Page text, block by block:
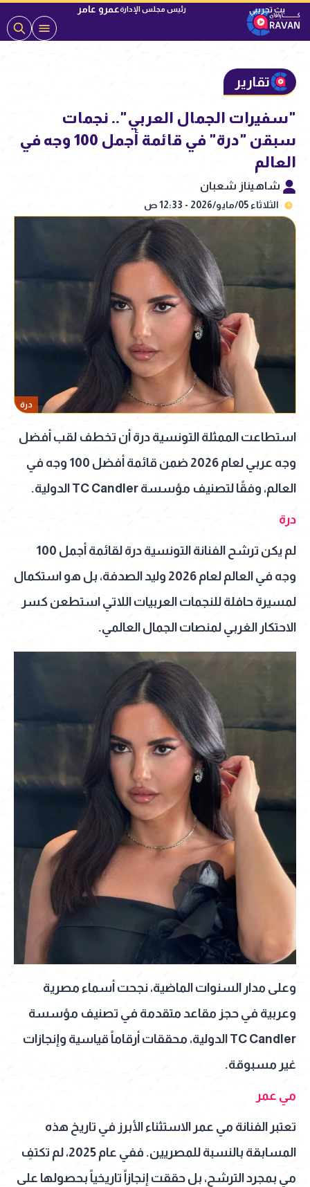
رئيس مجلس الإدارةعمرو عامر
تقارير
"سفيرات الجمال العربي".. نجمات
سبقن "درة" في قائمة أجمل 100 وجه في
العالم
شاهيناز شعبان
الثلاثاء 05/مايو/2026 - 12:33 ص
درة
استطاعت الممثلة التونسية درة أن تخطف لقب أفضل
وجه عربي لعام 2026 ضمن قائمة أفضل 100 وجه في
العالم، وفقًا لتصنيف مؤسسة TC Candler الدولية.
درة
لم يكن ترشح الفنانة التونسية درة لقائمة أجمل 100
وجه في العالم لعام 2026 وليد الصدفة، بل هو استكمال
لمسيرة حافلة للنجمات العربيات اللاتي استطعن كسر
الاحتكار الغربي لمنصات الجمال العالمي.
وعلى مدار السنوات الماضية، نجحت أسماء مصرية
وعربية في حجز مقاعد متقدمة في تصنيف مؤسسة
TC Candler الدولية، محققات أرقاماً قياسية وإنجازات
غير مسبوقة.
مي عمر
تعتبر الفنانة مي عمر الاستثناء الأبرز في تاريخ هذه
المسابقة بالنسبة للمصريين. ففي عام 2025، لم تكتفِ
مي بمجرد الترشح، بل حققت إنجازاً تاريخياً بحصولها على